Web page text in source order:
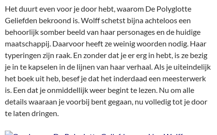
Het duurt even voor je door hebt, waarom De Polyglotte
Geliefden bekroond is. Wolff schetst bijna achteloos een
behoorlijk somber beeld van haar personages en de huidige
maatschappij. Daarvoor heeft ze weinig woorden nodig. Haar
typeringen zijn raak. En zonder dat je er erg in hebt, is ze bezig
je in te kapselen in de lijnen van haar verhaal. Als je uiteindelijk
het boek uit heb, besef je dat het inderdaad een meesterwerk
is. Een dat je onmiddellijk weer begint te lezen. Nu om alle
details waaraan je voorbij bent gegaan, nu volledig tot je door
te laten dringen.